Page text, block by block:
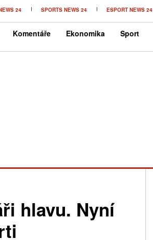
24 SPORTS NEWS 24 ESPORT NEWS 24
Komentáře Ekonomika Sport
hlavu. Nyní